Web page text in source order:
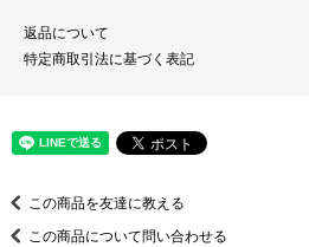
返品について
特定商取引法に基づく表記
この商品を友達に教える
この商品について問い合わせる